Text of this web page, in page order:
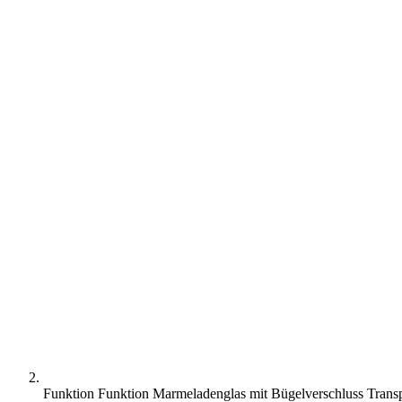
Funktion Funktion Marmeladenglas mit Bügelverschluss